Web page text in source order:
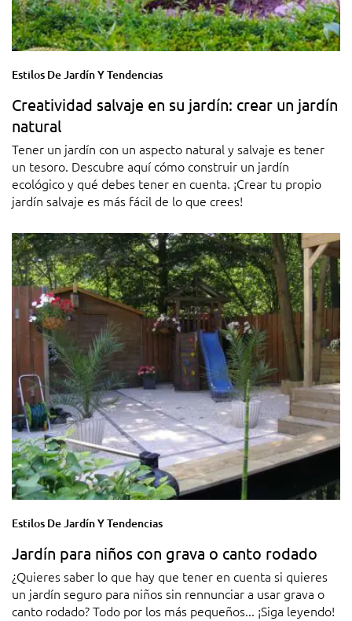
Estilos De Jardín Y Tendencias
Creatividad salvaje en su jardín: crear un jardín
natural
Tener un jardín con un aspecto natural y salvaje es tener
un tesoro. Descubre aquí cómo construir un jardín
ecológico y qué debes tener en cuenta. ¡Crear tu propio
jardín salvaje es más fácil de lo que crees!
Estilos De Jardín Y Tendencias
Jardín para niños con grava o canto rodado
¿Quieres saber lo que hay que tener en cuenta si quieres
un jardín seguro para niños sin rennunciar a usar grava o
canto rodado? Todo por los más pequeños... ¡Siga leyendo!